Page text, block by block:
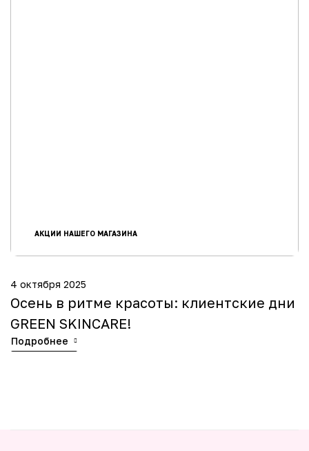
АКЦИИ НАШЕГО МАГАЗИНА
4 октября 2025
Осень в ритме красоты: клиентские дни
GREEN SKINCARE!
Подробнее